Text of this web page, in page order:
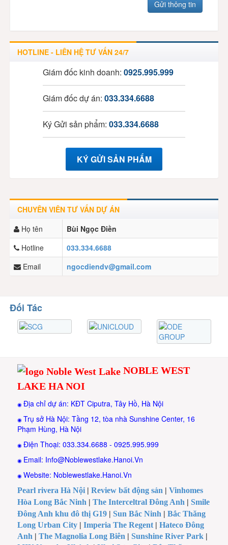
HOTLINE - LIÊN HỆ TƯ VẤN 24/7
Giám đốc kinh doanh: 0925.995.999
Giám đốc dự án: 033.334.6688
Ký Gửi sản phẩm: 033.334.6688
KÝ GỬI SẢN PHẨM
CHUYÊN VIÊN TƯ VẤN DỰ ÁN
Họ tên
Bùi Ngọc Điền
Hotline
033.334.6688
Email
ngocdiendv@gmail.com
Đối Tác
NOBLE WEST
LAKE HA NOI
◉Địa chỉ dự án: KĐT Ciputra, Tây Hồ, Hà Nội
◉ Trụ sở Hà Nội: Tầng 12, tòa nhà Sunshine Center, 16
Phạm Hùng, Hà Nội
◉Điện Thoại: 033.334.6688 - 0925.995.999
◉ Email: Info@Noblewestlake.Hanoi.Vn
◉Website: Noblewestlake.Hanoi.Vn
Pearl rivera Hà Nội |Review bất động sản |Vinhomes
Hòa Long Bắc Ninh |The Interceltral Đông Anh |Smile
Đông Anh khu đô thị G19 |Sun Bắc Ninh |Bắc Thăng
Long Urban City |Imperia The Regent |Hateco Đông
Anh |The Magnolia Long Biên |Sunshine River Park |